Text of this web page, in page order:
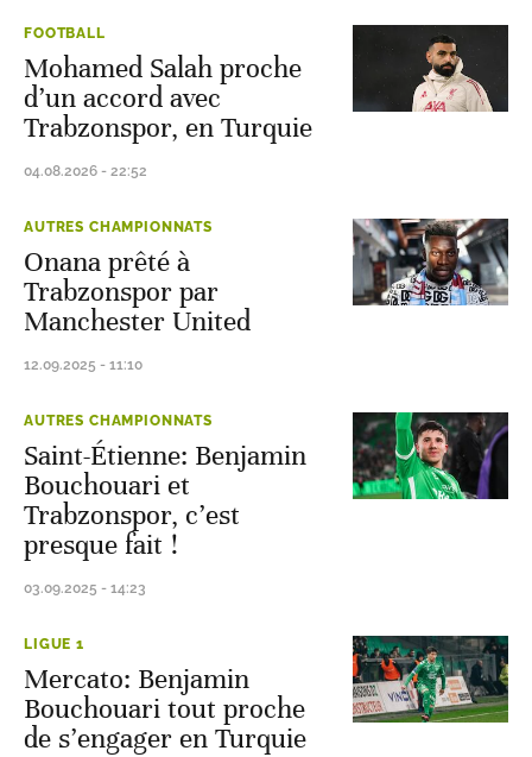
FOOTBALL
Mohamed Salah proche
d’un accord avec
Trabzonspor, en Turquie
04.08.2026 - 22:52
AUTRES CHAMPIONNATS
Onana prêté à
Trabzonspor par
Manchester United
12.09.2025 - 11:10
AUTRES CHAMPIONNATS
Saint-Étienne: Benjamin
Bouchouari et
Trabzonspor, c’est
presque fait !
03.09.2025 - 14:23
LIGUE 1
Mercato: Benjamin
Bouchouari tout proche
de s’engager en Turquie